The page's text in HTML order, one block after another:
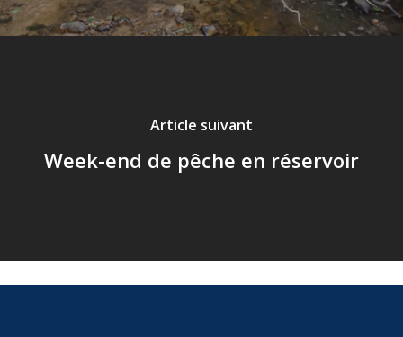
Article suivant
Week-end de pêche en réservoir